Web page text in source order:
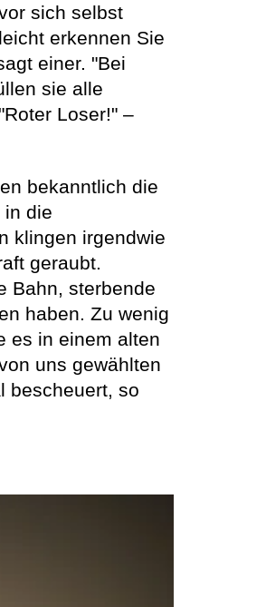
sich selbst
erkennen Sie
einer. "Bei
sie alle
Loser!" –
bekanntlich die
in die
klingen irgendwie
geraubt.
Bahn, sterbende
haben. Zu wenig
es in einem alten
uns gewählten
bescheuert, so